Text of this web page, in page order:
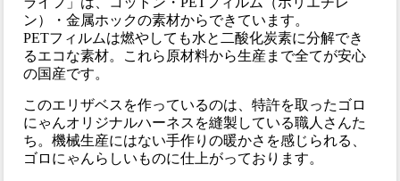
ン）・金属ホックの素材からできています。
PETフィルムは燃やしても水と二酸化炭素に分解でき
るエコな素材。これら原材料から生産まで全てが安心
の国産です。
このエリザベスを作っているのは、特許を取ったゴロ
にゃんオリジナルハーネスを縫製している職人さんた
ち。機械生産にはない手作りの暖かさを感じられる、
ゴロにゃんらしいものに仕上がっております。